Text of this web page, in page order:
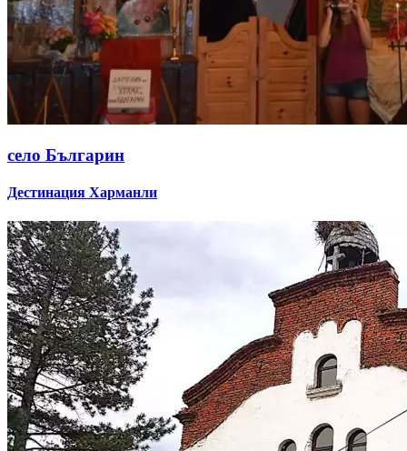
село Българин
Дестинация Харманли